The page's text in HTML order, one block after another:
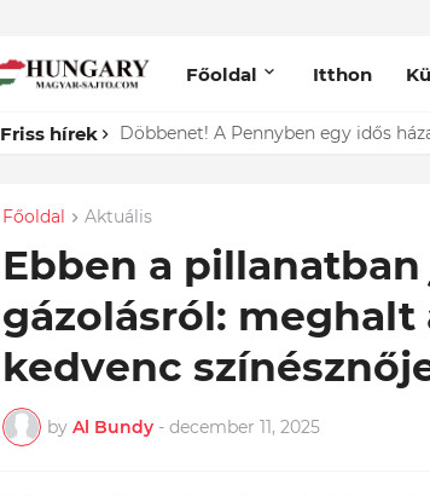
Főoldal Itthon
Friss hírek Lefotózták Oláh Ibolyát, amint épp
Főoldal Aktuális
Ebben a
gázolásról:
kedvenc
by Al Bundy - december 11, 2025